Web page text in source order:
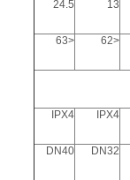
13
24.5
<62
<63
IPX4
IPX4
DN32
DN40